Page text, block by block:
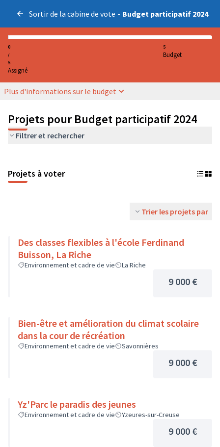
Sortir de la cabine de vote - Budget participatif 2024
0
/
5
Assigné
5
Budget
Plus d'informations sur le budget
Projets pour Budget participatif 2024
Filtrer et rechercher
Projets à voter
Trier les projets par
Des classes flexibles à l'école Ferdinand
Buisson, La Riche
Environnement et cadre de vie La Riche
9 000 €
Bien-être et amélioration du climat scolaire
dans la cour de récréation
Environnement et cadre de vie Savonnières
9 000 €
Yz'Parc le paradis des jeunes
Environnement et cadre de vie Yzeures-sur-Creuse
9 000 €